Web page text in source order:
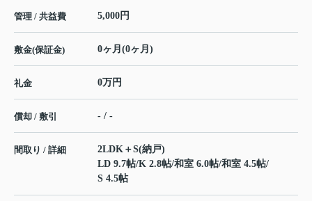
管理 / 共益費 5,000円
敷金(保証金) 0ヶ月(0ヶ月)
礼金 0万円
償却 / 敷引 - / -
間取り / 詳細
2LDK＋S(納戸)
LD 9.7帖/K 2.8帖/和室 6.0帖/和室 4.5帖/
S 4.5帖